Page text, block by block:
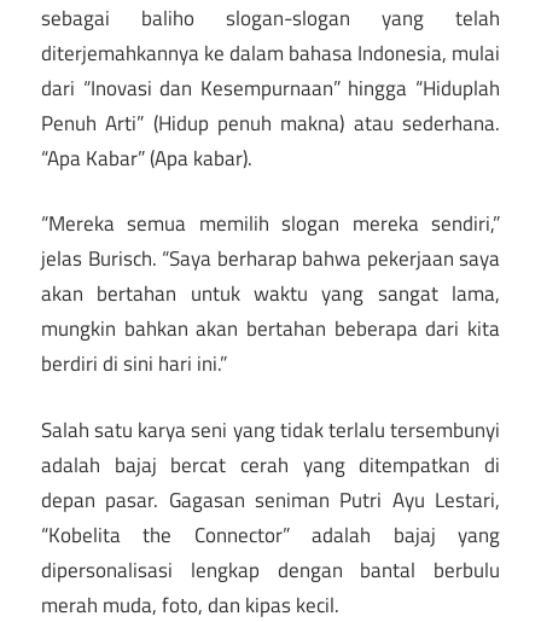
sebagai baliho slogan-slogan yang telah
diterjemahkannya ke dalam bahasa Indonesia, mulai
dari “Inovasi dan Kesempurnaan” hingga “Hiduplah
Penuh Arti” (Hidup penuh makna) atau sederhana.
“Apa Kabar” (Apa kabar).
“Mereka semua memilih slogan mereka sendiri,”
jelas Burisch. “Saya berharap bahwa pekerjaan saya
akan bertahan untuk waktu yang sangat lama,
mungkin bahkan akan bertahan beberapa dari kita
berdiri di sini hari ini.”
Salah satu karya seni yang tidak terlalu tersembunyi
adalah bajaj bercat cerah yang ditempatkan di
depan pasar. Gagasan seniman Putri Ayu Lestari,
“Kobelita the Connector” adalah bajaj yang
dipersonalisasi lengkap dengan bantal berbulu
merah muda, foto, dan kipas kecil.